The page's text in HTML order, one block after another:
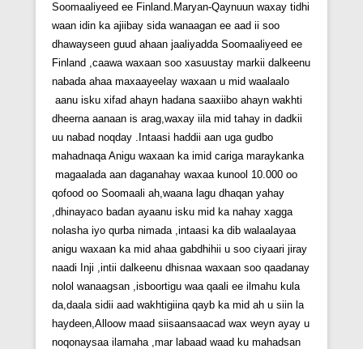
Soomaaliyeed ee Finland.Maryan-Qaynuun waxay tidhi
waan idin ka ajiibay sida wanaagan ee aad ii soo
dhawayseen guud ahaan jaaliyadda Soomaaliyeed ee
Finland ,caawa waxaan soo xasuustay markii dalkeenu
nabada ahaa maxaayeelay waxaan u mid waalaalo
aanu isku xifad ahayn hadana saaxiibo ahayn wakhti
dheerna aanaan is arag,waxay iila mid tahay in dadkii
uu nabad noqday .Intaasi haddii aan uga gudbo
mahadnaqa Anigu waxaan ka imid cariga maraykanka
magaalada aan daganahay waxaa kunool 10.000 oo
qofood oo Soomaali ah,waana lagu dhaqan yahay
,dhinayaco badan ayaanu isku mid ka nahay xagga
nolasha iyo qurba nimada ,intaasi ka dib walaalayaa
anigu waxaan ka mid ahaa gabdhihii u soo ciyaari jiray
naadi Inji ,intii dalkeenu dhisnaa waxaan soo qaadanay
nolol wanaagsan ,isboortigu waa qaali ee ilmahu kula
da,daala sidii aad wakhtigiina qayb ka mid ah u siin la
haydeen,Alloow maad siisaansaacad wax weyn ayay u
noqonaysaa ilamaha ,mar labaad waad ku mahadsan